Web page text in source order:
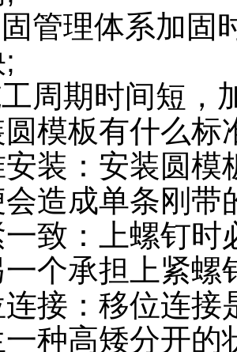
管理体系加固
周期时间短，
模板有什么标
装：安装圆模
造成单条刚带
致：上螺钉时
个承担上紧螺
接：移位连接
种高矮分开的